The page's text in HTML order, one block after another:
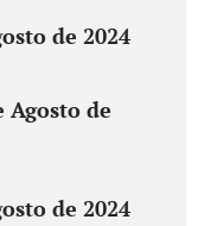
de 2024
Agosto de
de 2024